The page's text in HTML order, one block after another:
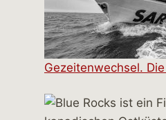
Gezeitenwechsel.